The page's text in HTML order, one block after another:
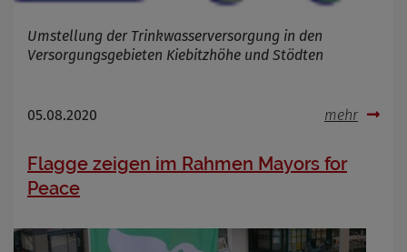
Umstellung der Trinkwasserversorgung in den
Versorgungsgebieten Kiebitzhöhe und Stödten
05.08.2020 mehr
Flagge zeigen im Rahmen Mayors for
Peace